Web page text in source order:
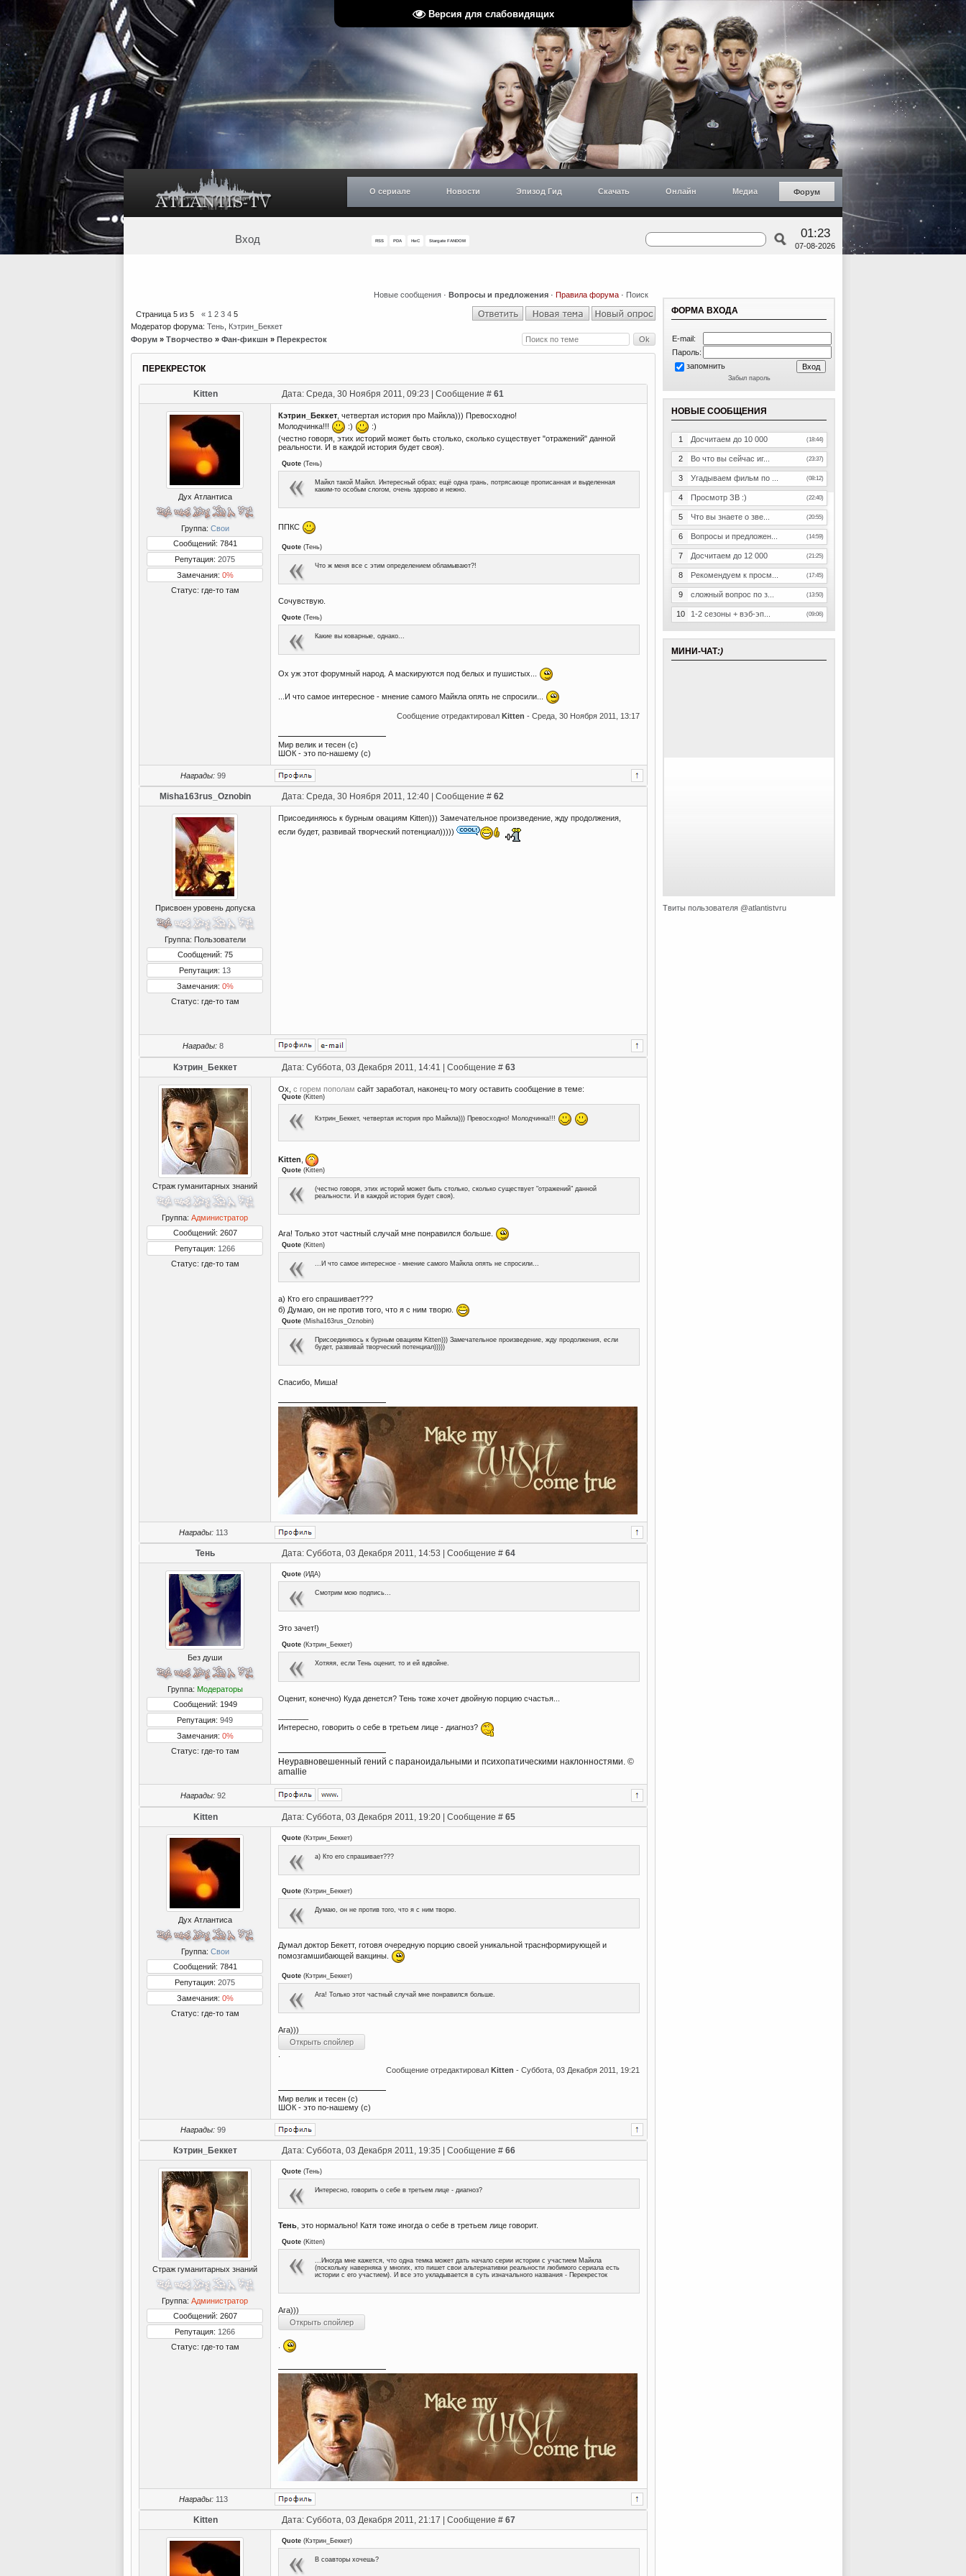
Версия для слабовидящих
О сериале Новости Эпизод Гид Скачать Онлайн Медиа Форум
Вход RSS PDA НиС Stargate FANDOM
01:23
07-08-2026
Новые сообщения · Вопросы и предложения · Правила форума · Поиск
Страница 5 из 5 « 1 2 3 4 5
Модератор форума: Тень Кэтрин_Беккет
Форум » Творчество » Фан-фикшн » Перекресток
ПЕРЕКРЕСТОК
Kitten Дата: Среда, 30 Ноября 2011, 09:23 | Сообщение # 61
Дух Атлантиса
Группа: Свои
Сообщений: 7841
Репутация: 2075
Замечания: 0%
Статус: где-то там
Кэтрин_Беккет , четвертая история про Майкла))) Превосходно!
Молодчинка!!!
:)
:)
(честно говоря, этих историй может быть столько, сколько существует "отражений" данной
реальности. И в каждой история будет своя).
Quote (Тень)
Майкл такой Майкл. Интересный образ; ещё одна грань, потрясающе прописанная и выделенная
каким-то особым слогом, очень здорово и нежно.
ППКС
Quote (Тень)
Что ж меня все с этим определением обламывают?!
Сочувствую.
Quote (Тень)
Какие вы коварные, однако...
Ох уж этот форумный народ. А маскируются под белых и пушистых...
...И что самое интересное - мнение самого Майкла опять не спросили...
Сообщение отредактировал Kitten - Среда, 30 Ноября 2011, 13:17
Мир велик и тесен (с)
ШОК - это по-нашему (с)
Награды: 99
Misha163rus_Oznobin Дата: Среда, 30 Ноября 2011, 12:40 | Сообщение # 62
Присвоен уровень допуска
Группа: Пользователи
Сообщений: 75
Репутация: 13
Замечания: 0%
Статус: где-то там
Присоединяюсь к бурным овациям Kitten))) Замечательное произведение, жду продолжения,
если будет, развивай творческий потенциал)))))
Награды: 8
Кэтрин_Беккет Дата: Суббота, 03 Декабря 2011, 14:41 | Сообщение # 63
Страж гуманитарных знаний
Группа: Администратор
Сообщений: 2607
Репутация: 1266
Статус: где-то там
Ох, с горем пополам сайт заработал, наконец-то могу оставить сообщение в теме:
Quote (Kitten)
Кэтрин_Беккет, четвертая история про Майкла))) Превосходно! Молодчинка!!!
Kitten
Quote (Kitten)
(честно говоря, этих историй может быть столько, сколько существует "отражений" данной
реальности. И в каждой история будет своя).
Ага! Только этот частный случай мне понравился больше.
Quote (Kitten)
...И что самое интересное - мнение самого Майкла опять не спросили...
а) Кто его спрашивает???
б) Думаю, он не против того, что я с ним творю.
Quote (Misha163rus_Oznobin)
Присоединяюсь к бурным овациям Kitten))) Замечательное произведение, жду продолжения, если
будет, развивай творческий потенциал)))))
Спасибо, Миша!
Награды: 113
Тень Дата: Суббота, 03 Декабря 2011, 14:53 | Сообщение # 64
Без души
Группа: Модераторы
Сообщений: 1949
Репутация: 949
Замечания: 0%
Статус: где-то там
Quote (ИДА)
Смотрим мою подпись...
Это зачет!)
Quote (Кэтрин_Беккет)
Хотяяя, если Тень оценит, то и ей вдвойне.
Оценит, конечно) Куда денется? Тень тоже хочет двойную порцию счастья...
Интересно, говорить о себе в третьем лице - диагноз?
Неуравновешенный гений с параноидальными и психопатическими наклонностями. ©
amallie
Награды: 92
Kitten Дата: Суббота, 03 Декабря 2011, 19:20 | Сообщение # 65
Дух Атлантиса
Группа: Свои
Сообщений: 7841
Репутация: 2075
Замечания: 0%
Статус: где-то там
Quote (Кэтрин_Беккет)
а) Кто его спрашивает???
Quote (Кэтрин_Беккет)
Думаю, он не против того, что я с ним творю.
Думал доктор Бекетт, готовя очередную порцию своей уникальной траснформирующей и
помозгамшибающей вакцины.
Quote (Кэтрин_Беккет)
Ага! Только этот частный случай мне понравился больше.
Ага)))
Сообщение отредактировал Kitten - Суббота, 03 Декабря 2011, 19:21
Мир велик и тесен (с)
ШОК - это по-нашему (с)
Награды: 99
Кэтрин_Беккет Дата: Суббота, 03 Декабря 2011, 19:35 | Сообщение # 66
Страж гуманитарных знаний
Группа: Администратор
Сообщений: 2607
Репутация: 1266
Статус: где-то там
Quote (Тень)
Интересно, говорить о себе в третьем лице - диагноз?
Тень , это нормально! Катя тоже иногда о себе в третьем лице говорит.
Quote (Kitten)
...Иногда мне кажется, что одна темка может дать начало серии истории с участием Майкла
(поскольку наверняка у многих, кто пишет свои альтернативки реальности любимого сериала есть
истории с его участием). И все это укладывается в суть изначального названия - Перекресток
Ага)))
Награды: 113
Kitten Дата: Суббота, 03 Декабря 2011, 21:17 | Сообщение # 67
Quote (Кэтрин_Беккет)
В соавторы хочешь?
ФОРМА ВХОДА
E-mail:
Пароль:
запомнить
Забыл пароль
НОВЫЕ СООБЩЕНИЯ
1 Досчитаем до 10 000 (18:44)
2 Во что вы сейчас иг... (23:37)
3 Угадываем фильм по ... (08:12)
4 Просмотр ЗВ :) (22:40)
5 Что вы знаете о зве... (20:55)
6 Вопросы и предложен... (14:59)
7 Досчитаем до 12 000 (21:25)
8 Рекомендуем к просм... (17:45)
9 сложный вопрос по з... (13:50)
10 1-2 сезоны + вэб-эп... (09:06)
МИНИ-ЧАТ:)
Твиты пользователя @atlantistvru